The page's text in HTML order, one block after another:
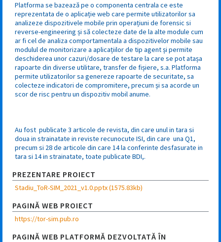
Platforma se bazează pe o componenta centrala ce este
reprezentata de o aplicație web care permite utilizatorilor sa
analizeze dispozitivele mobile prin operațiuni de forensic si
reverse-engineering și să colecteze date de la alte module cum
ar fi cel de analiza comportamentala a dispozitivelor mobile sau
modulul de monitorizare a aplicațiilor de tip agent și permite
deschiderea unor cazuri/dosare de testare la care se pot atașa
rapoarte din diverse utilitare, transfer de fișiere, s.a. Platforma
permite utilizatorilor sa genereze rapoarte de securitate, sa
colecteze indicatori de compromitere, precum și sa acorde un
scor de risc pentru un dispozitiv mobil anume.
Au fost publicate 3 articole de revista, din care unul in tara si
doua in strainatate in reviste recunocute ISI, din care una Q1,
precum si 28 de articole din care 14 la conferinte desfasurate in
tara si 14 in strainatate, toate publicate BDI,.
PREZENTARE PROIECT
Stadiu_ToR-SIM_2021_v1.0.pptx (1575.83kb)
PAGINĂ WEB PROIECT
https://tor-sim.pub.ro
PAGINĂ WEB PLATFORMĂ DEZVOLTATĂ ÎN